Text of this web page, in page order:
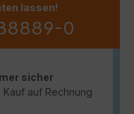
lassen!
0
sicher
Kauf auf Rechnung